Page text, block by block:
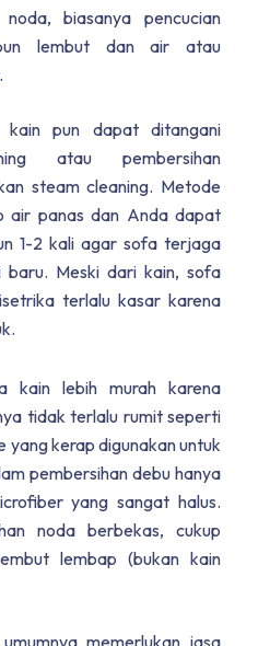
biasanya pencucian
lembut dan air atau
pun dapat ditangani
atau pembersihan
steam cleaning. Metode
air panas dan Anda dapat
1-2 kali agar sofa terjaga
baru. Meski dari kain, sofa
terlalu kasar karena
kain lebih murah karena
tidak terlalu rumit seperti
yang kerap digunakan untuk
pembersihan debu hanya
yang sangat halus.
noda berbekas, cukup
lembap (bukan kain